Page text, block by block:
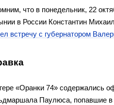
что в понедельник, 22
в России Константин
встречу с губернатором
«Оранки 74» содержались
Паулюса, попавшие в